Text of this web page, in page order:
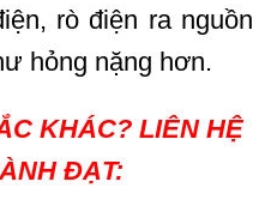
rò điện ra nguồn
hỏng nặng hơn.
KHÁC? LIÊN HỆ
ĐẠT: